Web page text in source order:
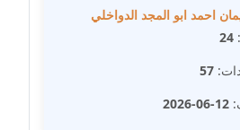
طلعت
فرج
احمد ابو المجد الدواخلي
24
57
12-06-2026